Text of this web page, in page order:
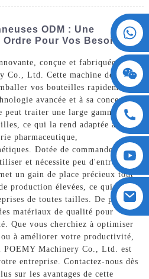
ODM : Une
Ordre Pour Vos Besoins
conçue et fabriquée par
Co., Ltd. Cette machine de pointe
vos bouteilles rapidement et
avancée et à sa conception
peut traiter une large gamme de
ce qui la rend adaptée à divers
pharmaceutique,
Dotée de commandes
et nécessite peu d'entretien.
un gain de place précieux tout
production élevées, ce qui en fait
de toutes tailles. De plus, la
matériaux de qualité pour
Que vous cherchiez à optimiser
à améliorer votre productivité,
POEMY Machinery Co., Ltd. est
entreprise. Contactez-nous dès
sur les avantages de cette